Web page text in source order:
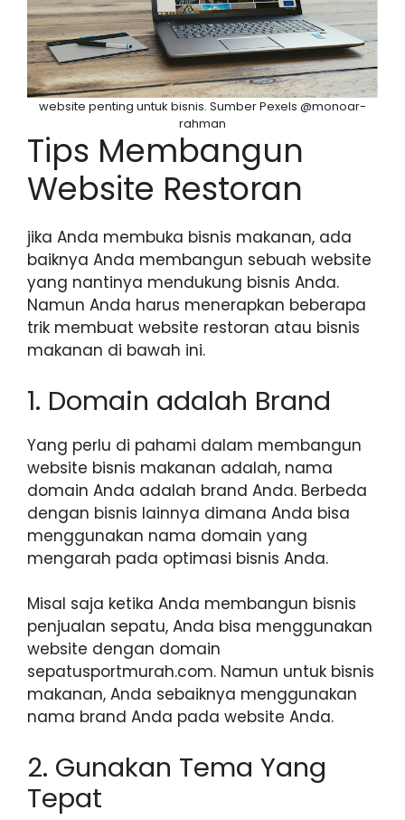
website penting untuk bisnis. Sumber Pexels @monoar-
rahman
Tips Membangun
Website Restoran
jika Anda membuka bisnis makanan, ada
baiknya Anda membangun sebuah website
yang nantinya mendukung bisnis Anda.
Namun Anda harus menerapkan beberapa
trik membuat website restoran atau bisnis
makanan di bawah ini.
1. Domain adalah Brand
Yang perlu di pahami dalam membangun
website bisnis makanan adalah, nama
domain Anda adalah brand Anda. Berbeda
dengan bisnis lainnya dimana Anda bisa
menggunakan nama domain yang
mengarah pada optimasi bisnis Anda.
Misal saja ketika Anda membangun bisnis
penjualan sepatu, Anda bisa menggunakan
website dengan domain
sepatusportmurah.com. Namun untuk bisnis
makanan, Anda sebaiknya menggunakan
nama brand Anda pada website Anda.
2. Gunakan Tema Yang
Tepat